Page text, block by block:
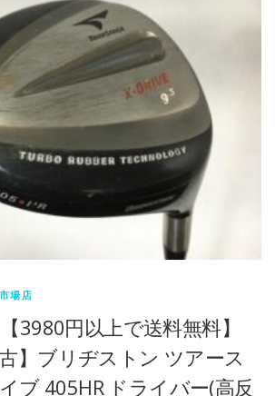
場店
3980円以上で送料無料】
古】ブリヂストン ツアース
ブ 405HR ドライバー(高反